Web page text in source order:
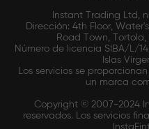
Instant Trading Ltd,
Dirección: 4th Floor,
Road Town,
Número de licencia SIBA/L/
Islas
Los servicios se
un marca
Copyright © 2007-2024
reservados. Los servicios